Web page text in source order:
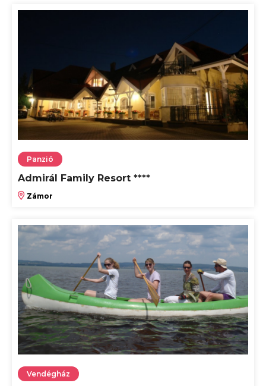
Panzió
Admirál Family Resort ****
Zámor
Vendégház